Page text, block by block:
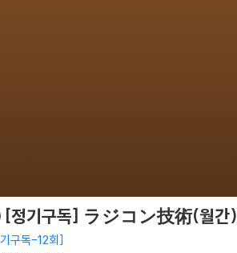
[정기구독] ラジコン技術(월간)
구독-12회